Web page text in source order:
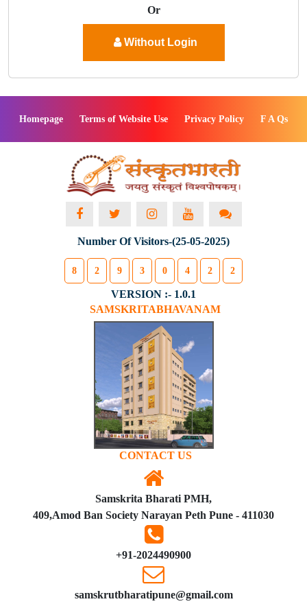
Or
Without Login
Homepage Terms of Website Use Privacy Policy F A Qs
Number Of Visitors-(25-05-2025)
8 2 9 3 0 4 2 2
VERSION :- 1.0.1
SAMSKRITABHAVANAM
CONTACT US
Samskrita Bharati PMH,
409,Amod Ban Society Narayan Peth Pune - 411030
+91-2024490900
samskrutbharatipune@gmail.com